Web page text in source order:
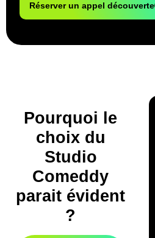
Réserver un appel découverte
Pourquoi le
choix du
Studio
Comeddy
parait évident
?